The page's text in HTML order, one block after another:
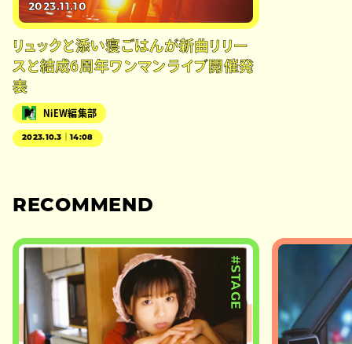
2023.11.10
リュックと添い寝ごはんが新曲リリー
スと結成6周年ワンマンライブ開催発
表
NiEW編集部
2023.10.3｜14:08
RECOMMEND
#STAGE